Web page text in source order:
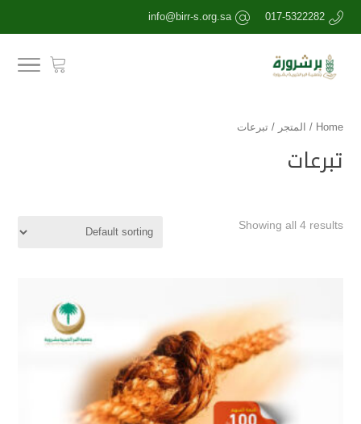
017-5322282
info@birr-s.org.sa
Home
/ المتجر / تبرعات
تبرعات
Showing all 4 results